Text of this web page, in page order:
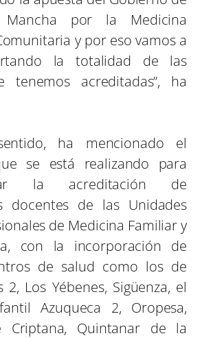
Mancha por la Medicina
y por eso vamos a
la totalidad de las
tenemos acreditadas”, ha
ha mencionado el
se está realizando para
la acreditación de
docentes de las Unidades
de Medicina Familiar y
con la incorporación de
de salud como los de
2, Los Yébenes, Sigüenza, el
Azuqueca 2, Oropesa,
Criptana, Quintanar de la